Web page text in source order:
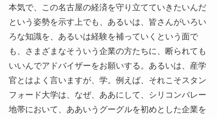
本気で、この名古屋の経済を守り立てていきたいんだ
という姿勢を示す上でも、あるいは、皆さんがいろい
ろな知識を、あるいは経験を補っていくという面で
も、さまざまなそういう企業の方たちに、断られても
いいんでアドバイザーをお願いする。あるいは、産学
官とはよく言いますが、学。例えば、それこそスタン
フォード大学は、なぜ、ああにして、シリコンバレー
地帯において、ああいうグーグルを初めとした企業を